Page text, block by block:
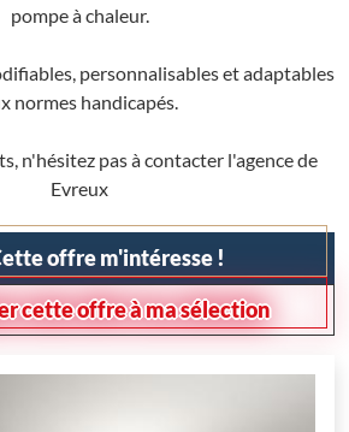
pompe à chaleur.
personnalisables et adaptables
normes handicapés.
n'hésitez pas à contacter l'agence de
Evreux
offre m'intéresse !
cette offre à ma sélection